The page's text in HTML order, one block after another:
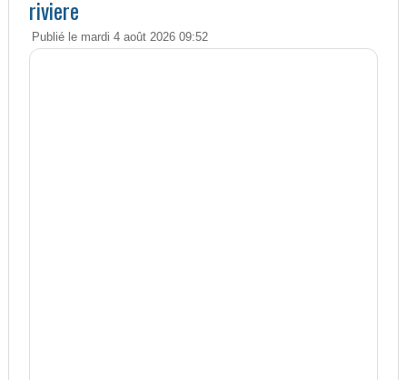
riviere
Publié le mardi 4 août 2026 09:52